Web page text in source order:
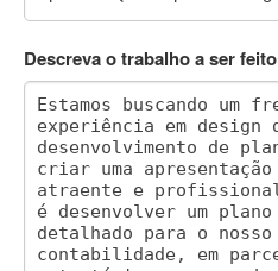
Descreva o trabalho a ser feito